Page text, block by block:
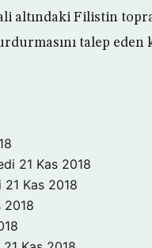
altındaki Filistin
talep eden
21 Kas 2018
21 Kas 2018
2018